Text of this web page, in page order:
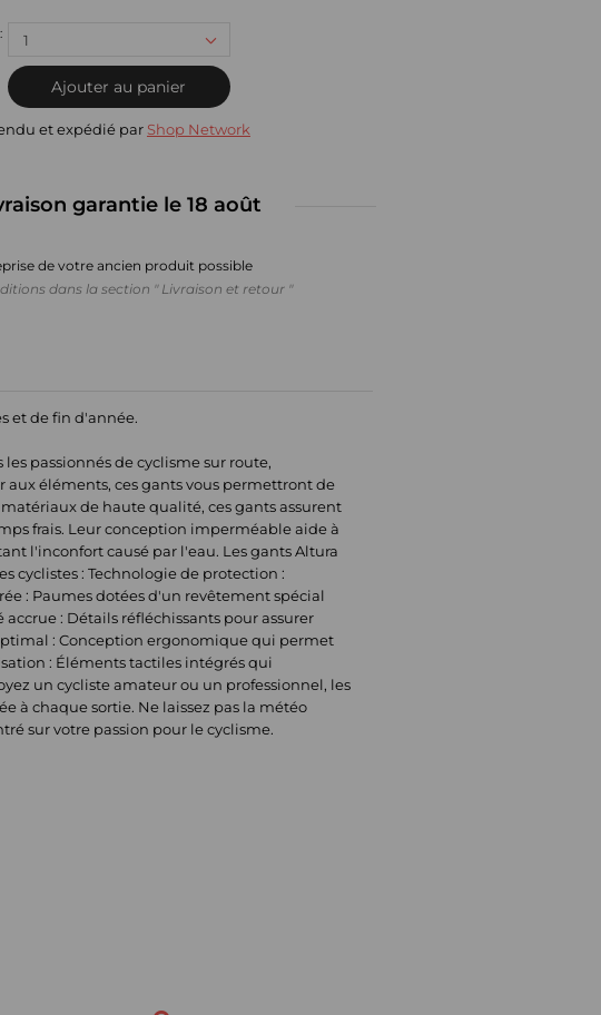
1
Ajouter au panier
et expédié par Shop Network
garantie le 18 août
de votre ancien produit possible
dans la section " Livraison et retour "
et de fin d'année.
passionnés de cyclisme sur route,
éléments, ces gants vous permettront de
de haute qualité, ces gants assurent
frais. Leur conception imperméable aide à
l'inconfort causé par l'eau. Les gants Altura
cyclistes : Technologie de protection :
: Paumes dotées d'un revêtement spécial
: Détails réfléchissants pour assurer
: Conception ergonomique qui permet
: Éléments tactiles intégrés qui
un cycliste amateur ou un professionnel, les
à chaque sortie. Ne laissez pas la météo
sur votre passion pour le cyclisme.